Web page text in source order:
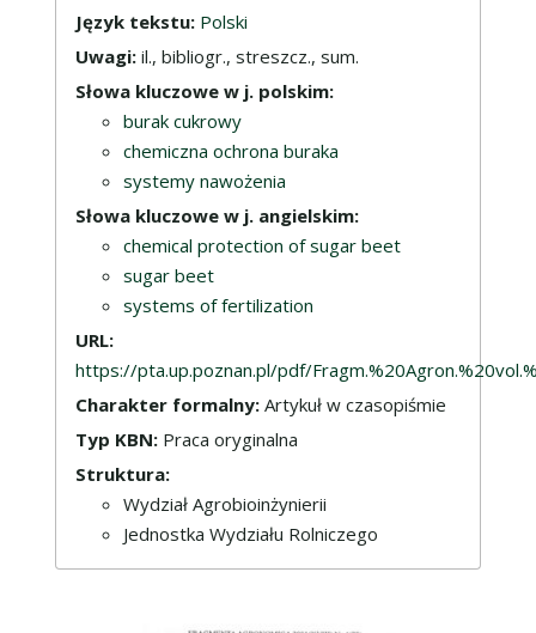
Język tekstu: Polski
Uwagi: il., bibliogr., streszcz., sum.
Słowa kluczowe w j. polskim:
burak cukrowy
chemiczna ochrona buraka
systemy nawożenia
Słowa kluczowe w j. angielskim:
chemical protection of sugar beet
sugar beet
systems of fertilization
URL:
https://pta.up.poznan.pl/pdf/
Charakter formalny: Artykuł w czasopiśmie
Typ KBN: Praca oryginalna
Struktura:
Wydział Agrobioinżynierii
Jednostka Wydziału Rolniczego